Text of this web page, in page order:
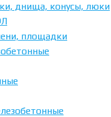
днища, конусы, люки
площадки
Home Posts
tagged "Купить"